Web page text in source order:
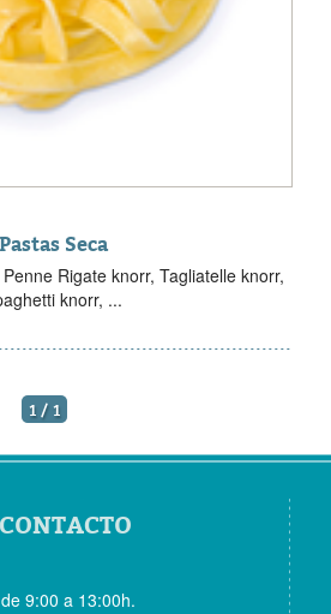
Pastas Seca
Rigate knorr, Tagliatelle knorr,
knorr, ...
1 / 1
CONTACTO
9:00 a 13:00h.